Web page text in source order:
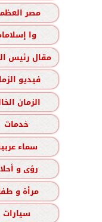
مصر
وا
مقال رئيس
فيديو
الزمان
خدمات
سماء
رؤى و
مرأة و
سيارات